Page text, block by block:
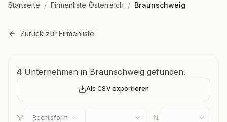
Startseite / Firmenliste Österreich / Braunschweig
Zurück zur Firmenliste
Unternehmensübersicht
4 Unternehmen in Braunschweig gefunden.
Als CSV exportieren
Rechtsform